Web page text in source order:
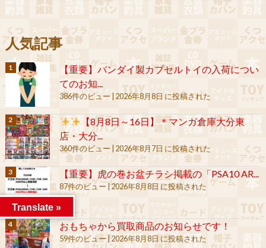
人気記事
【重要】バンダイ製カプセルトイの入荷につい
てのお知...
386件のビュー| 2026年8月8日 に投稿された
【8月8日～16日】＊マンガ倉庫大分東
店・大分...
360件のビュー 2026年8月7日 に投稿された
【重要】虎の巻お盆チラシ掲載の「PSA10 AR...
87件のビュー |2026年8月8日 に投稿された
おもちゃから買取商品のお知らせです！
59件のビュー|2026年8月8日 に投稿された
Translate »